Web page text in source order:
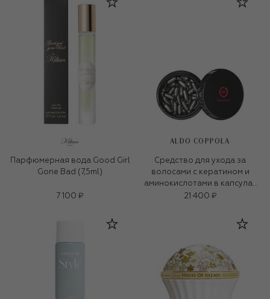
Парфюмерная вода Good Girl
Gone Bad (7,5ml)
7 100 ₽
ALDO COPPOLA
Средство для ухода за
волосами с кератином и
аминокислотами в капсулах
(100&times;0.95ml)
21 400 ₽